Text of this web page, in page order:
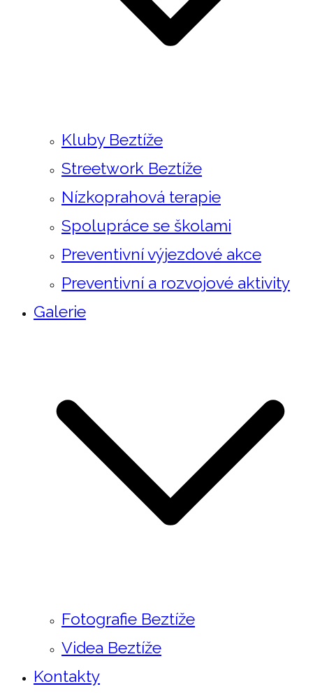
Kluby Beztíže
Streetwork Beztíže
Nízkoprahová terapie
Spolupráce se školami
Preventivní výjezdové akce
Preventivní a rozvojové aktivity
Galerie
Fotografie Beztíže
Videa Beztíže
Kontakty